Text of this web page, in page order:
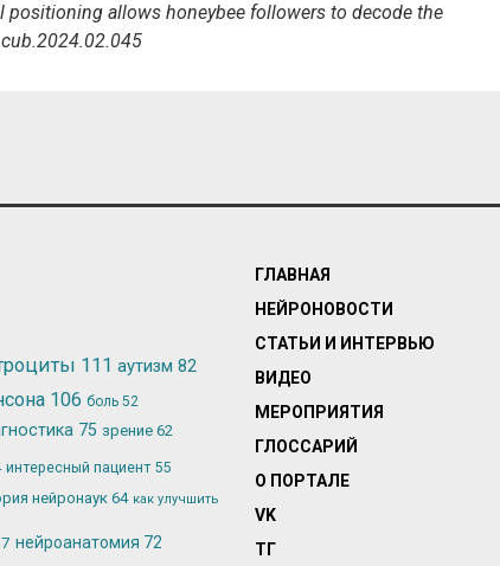
positioning allows honeybee followers to decode the
111 аутизм 82
106 боль 52
75 зрение 62
интересный пациент 55
нейронаук 64 как улучшить
нейроанатомия 72
ГЛАВНАЯ
НЕЙРОНОВОСТИ
СТАТЬИ И ИНТЕРВЬЮ
ВИДЕО
МЕРОПРИЯТИЯ
ГЛОССАРИЙ
О ПОРТАЛЕ
VK
ТГ